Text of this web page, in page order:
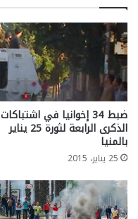
ضبط 34 إخوانيا في اشتباكات
الذكرى الرابعة لثورة 25 يناير
بالمنيا
25 يناير، 2015